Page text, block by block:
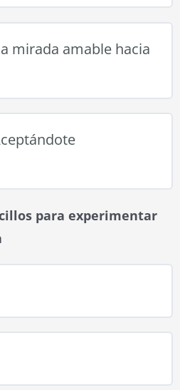
mirada amable hacia
para experimentar